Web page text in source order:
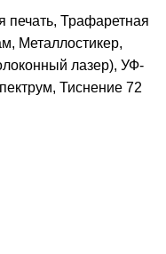
Трафаретная
Металлостикер,
лазер), УФ-
Тиснение 72